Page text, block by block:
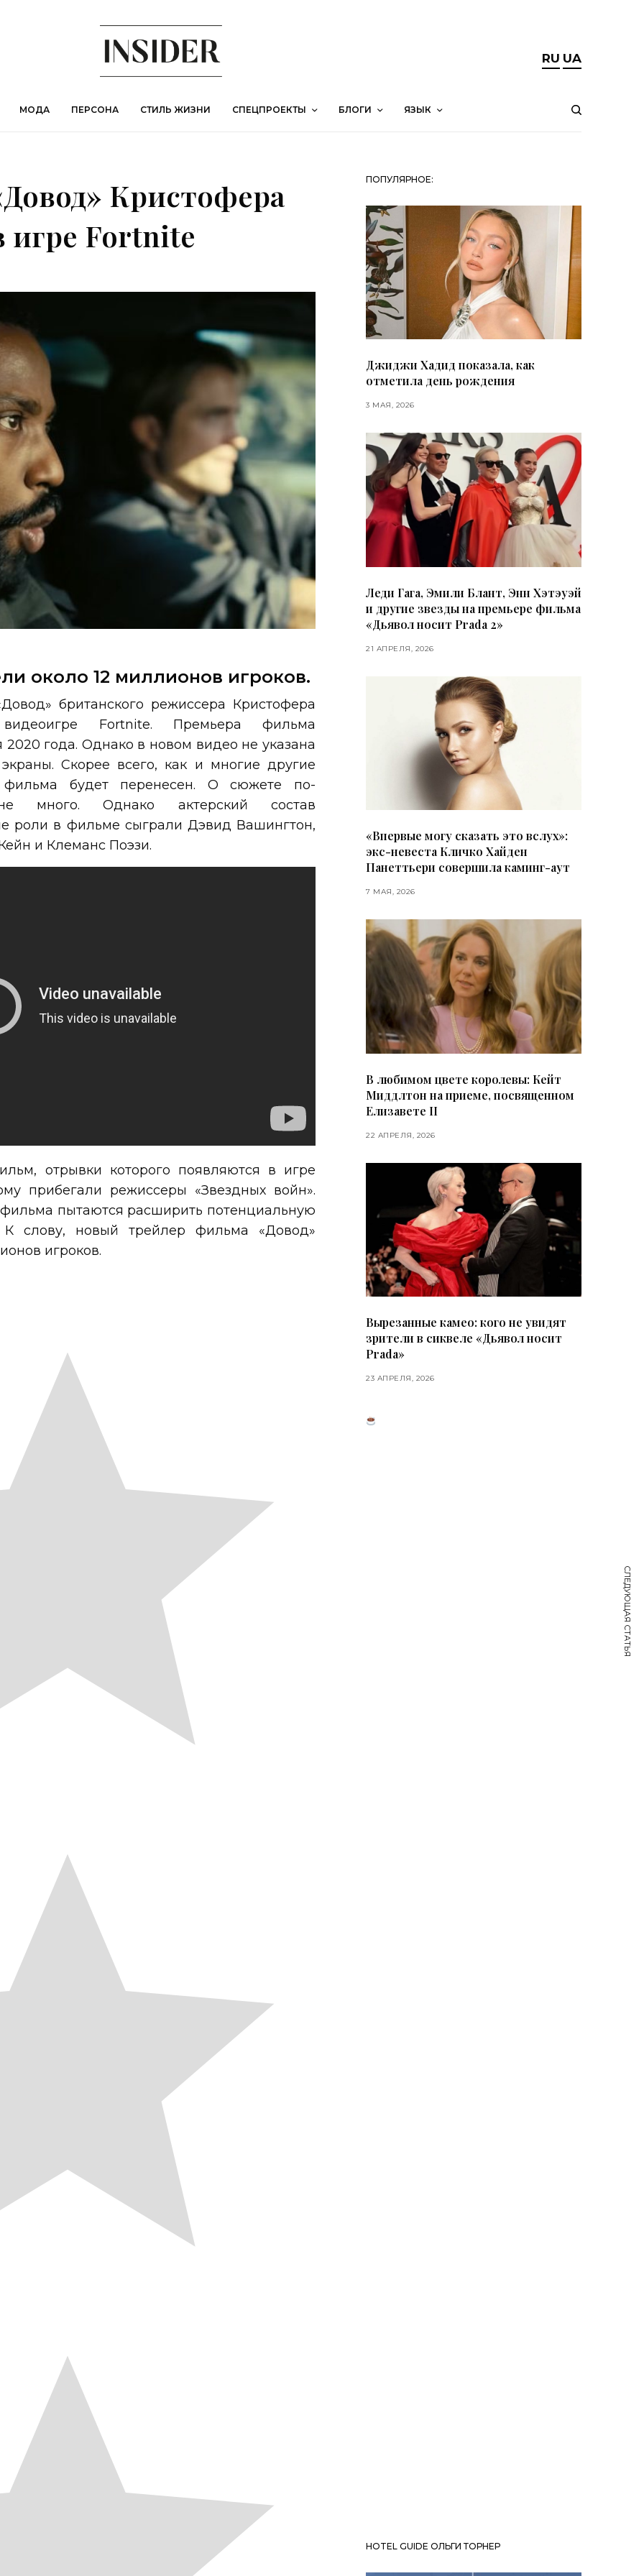
RU UA
МОДА ПЕРСОНА СТИЛЬ ЖИЗНИ СПЕЦПРОЕКТЫ БЛОГИ ЯЗЫК
Кристофера
игре Fortnite
около 12 миллионов игроков.
британского режиссера Кристофера
Fortnite. Премьера фильма
года. Однако в новом видео не указана
Скорее всего, как и многие другие
фильма будет перенесен. О сюжете по-
много. Однако актерский состав
роли в фильме сыграли Дэвид Вашингтон,
и Клеманс Поэзи.
отрывки которого появляются в игре
прибегали режиссеры «Звездных войн».
пытаются расширить потенциальную
К слову, новый трейлер фильма «Довод»
игроков.
ПОПУЛЯРНОЕ:
Джиджи Хадид показала, как
отметила день рождения
3 МАЯ, 2026
Леди Гага, Эмили Блант, Энн Хэтэуэй
и другие звезды на премьере фильма
«Дьявол носит Prada 2»
21 АПРЕЛЯ, 2026
«Впервые могу сказать это вслух»:
экс-невеста Кличко Хайден
Панеттьери совершила каминг-аут
7 МАЯ, 2026
В любимом цвете королевы: Кейт
Миддлтон на приеме, посвященном
Елизавете II
22 АПРЕЛЯ, 2026
Вырезанные камео: кого не увидят
зрители в сиквеле «Дьявол носит
Prada»
23 АПРЕЛЯ, 2026
HOTEL GUIDE ОЛЬГИ ТОРНЕР
СЛЕДУЮЩАЯ СТАТЬЯ